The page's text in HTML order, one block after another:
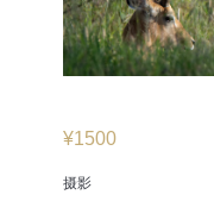
¥1500
摄影